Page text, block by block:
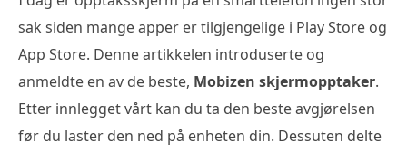
sak siden mange apper er tilgjengelige i Play Store og
App Store. Denne artikkelen introduserte og
anmeldte en av de beste, Mobizen skjermopptaker.
Etter innlegget vårt kan du ta den beste avgjørelsen
før du laster den ned på enheten din. Dessuten delte